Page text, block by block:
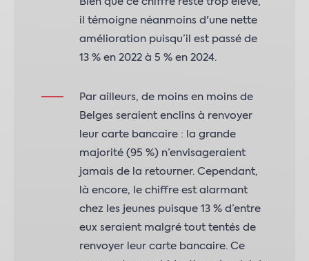
il témoigne néanmoins d'une nette
amélioration puisqu’il est passé de
13 % en 2022 à 5 % en 2024.
Par ailleurs, de moins en moins de
Belges seraient enclins à renvoyer
leur carte bancaire : la grande
majorité (95 %) n’envisageraient
jamais de la retourner. Cependant,
là encore, le chiffre est alarmant
chez les jeunes puisque 13 % d’entre
eux seraient malgré tout tentés de
renvoyer leur carte bancaire. Ce